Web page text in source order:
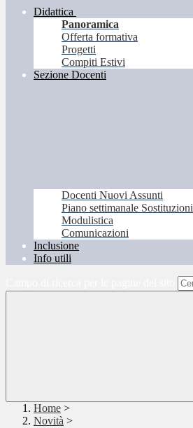
Didattica
Panoramica
Offerta formativa
Progetti
Compiti Estivi
Sezione Docenti
Docenti Nuovi Assunti
Piano settimanale Sostituzioni
Modulistica
Comunicazioni
Inclusione
Info utili
Home >
Novità >